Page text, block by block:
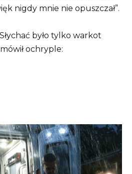
nigdy mnie nie opuszczał”.
było tylko warkot
ochryple: